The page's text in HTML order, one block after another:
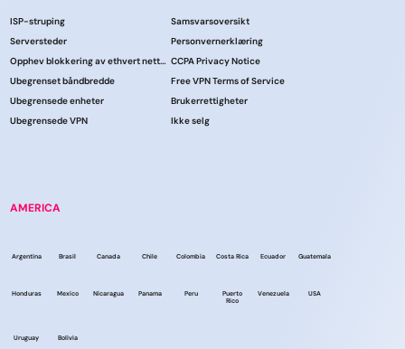
ISP-struping
Serversteder
Opphev blokkering av ethvert nettsted
Ubegrenset båndbredde
Ubegrensede enheter
Ubegrensede VPN
Samsvarsoversikt
Personvernerklæring
CCPA Privacy Notice
Free VPN Terms of Service
Brukerrettigheter
Ikke selg
AMERICA
Argentina Brasil Canada Chile Colombia Costa Rica Ecuador Guatemala
Honduras Mexico Nicaragua Panama Peru
Puerto
Rico
Venezuela USA
Uruguay Bolivia